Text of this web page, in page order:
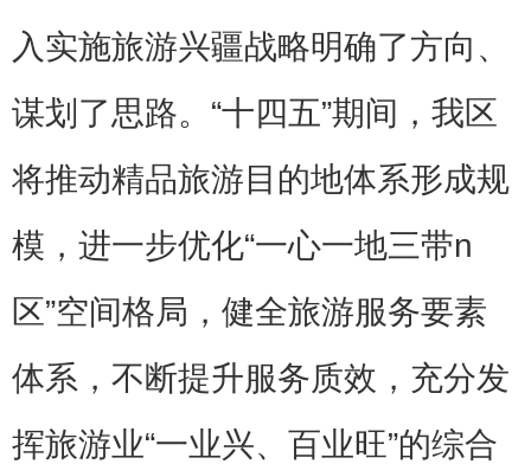
入实施旅游兴疆战略明确了方向、
谋划了思路。“十四五”期间，我区
将推动精品旅游目的地体系形成规
模，进一步优化“一心一地三带n
区”空间格局，健全旅游服务要素
体系，不断提升服务质效，充分发
挥旅游业“一业兴、百业旺”的综合